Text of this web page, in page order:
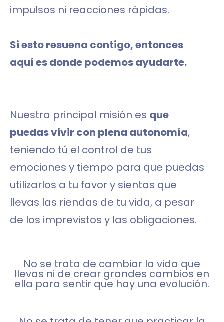
impulsos ni reacciones rápidas.
Si esto resuena contigo, entonces
aquí es donde podemos ayudarte.
Nuestra principal misión es que
puedas vivir con plena autonomía,
teniendo tú el control de tus
emociones y tiempo para que puedas
utilizarlos a tu favor y sientas que
llevas las riendas de tu vida, a pesar
de los imprevistos y las obligaciones.
No se trata de cambiar la vida que
llevas ni de crear grandes cambios en
ella para sentir que hay una evolución.